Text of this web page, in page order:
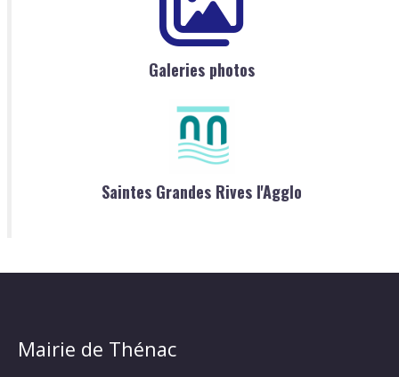
Galeries photos
Saintes Grandes Rives l'Agglo
Mairie de Thénac